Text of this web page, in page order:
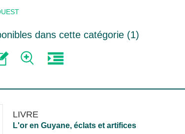
dans cette catégorie (1)
LIVRE
L'or en Guyane, éclats et artifices